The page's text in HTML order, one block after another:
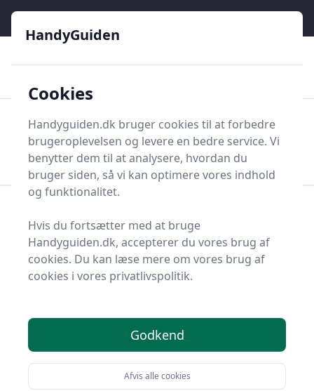
HandyGuiden
Søg nu
Søg nu
Diverse værktøj
Værktøjsdele og tilbehør
Beslag, hængsler og tilbehør
Låseblik
Bedste låseblik - 0
Du er landet på HandyGuiden, hvor du finder de
bedste låseblik. Vi har udvalgt 0 produkter til dig!
HandyGuiden
Cookies
Handyguiden.dk bruger cookies til at forbedre
brugeroplevelsen og levere en bedre service. Vi
benytter dem til at analysere, hvordan du
bruger siden, så vi kan optimere vores indhold
og funktionalitet.
Hvis du fortsætter med at bruge
Handyguiden.dk, accepterer du vores brug af
cookies. Du kan læse mere om vores brug af
cookies i vores privatlivspolitik.
Godkend
Afvis alle cookies